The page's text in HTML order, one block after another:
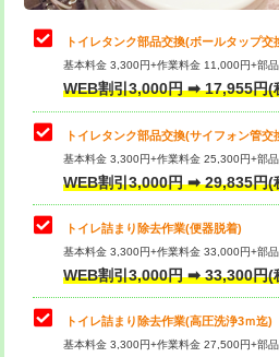
トイレタンク部品交換(ボールタップ交
基本料金 3,300円+作業料金 11,000円+部
WEB割引3,000円 ➡ 17,955円(
トイレタンク部品交換(サイフォン管交
基本料金 3,300円+作業料金 25,300円+部
WEB割引3,000円 ➡ 29,835円(
トイレ詰まり除去作業(便器脱着)
基本料金 3,300円+作業料金 33,000円+部
WEB割引3,000円 ➡ 33,300円(
トイレ詰まり除去作業(高圧洗浄3ｍ迄)
基本料金 3,300円+作業料金 27,500円+部